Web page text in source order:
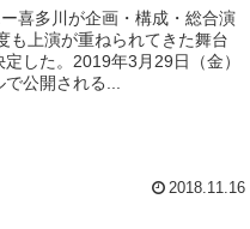
喜多川が企画・構成・総合演
も上演が重ねられてきた舞台
した。2019年3月29日（金）
公開される...
2018.11.16